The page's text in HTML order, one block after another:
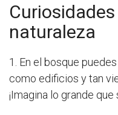
naturaleza
1. En el bosque
como edificios y tan
¡Imagina lo grande que